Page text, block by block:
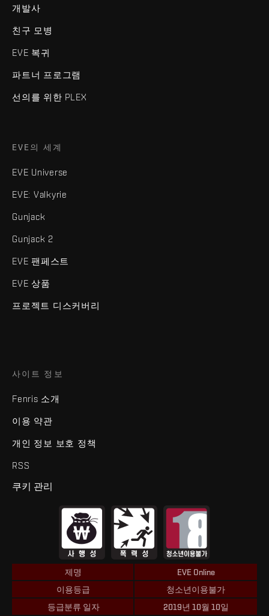
개발사
친구 모병
EVE 복귀
파트너 프로그램
선의를 위한 PLEX
EVE의 세계
EVE Universe
EVE: Valkyrie
Gunjack
Gunjack 2
EVE 팬페스트
EVE 상품
프로젝트 디스커버리
사이트 정보
Fenris 소개
이용 약관
개인 정보 보호 정책
RSS
쿠키 관리
제명
EVE Online
이용등급
청소년이용불가
등급분류 일자
2019년 10월 10일